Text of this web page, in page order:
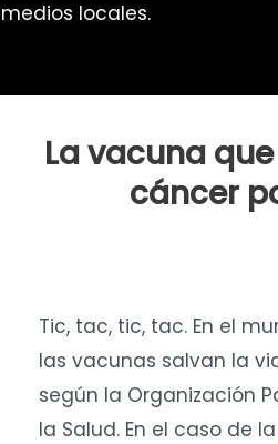
medios locales.
La vacuna
cáncer
Tic, tac, tic, tac. En el
las vacunas salvan la
según la Organización
la Salud. En el caso de